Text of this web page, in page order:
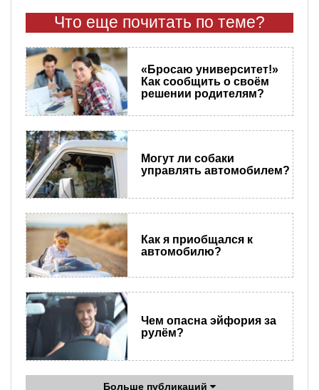
Что еще почитать по теме?
«Бросаю университет!»
Как сообщить о своём
решении родителям?
Могут ли собаки
управлять автомобилем?
Как я приобщался к
автомобилю?
Чем опасна эйфория за
рулём?
Больше публикаций